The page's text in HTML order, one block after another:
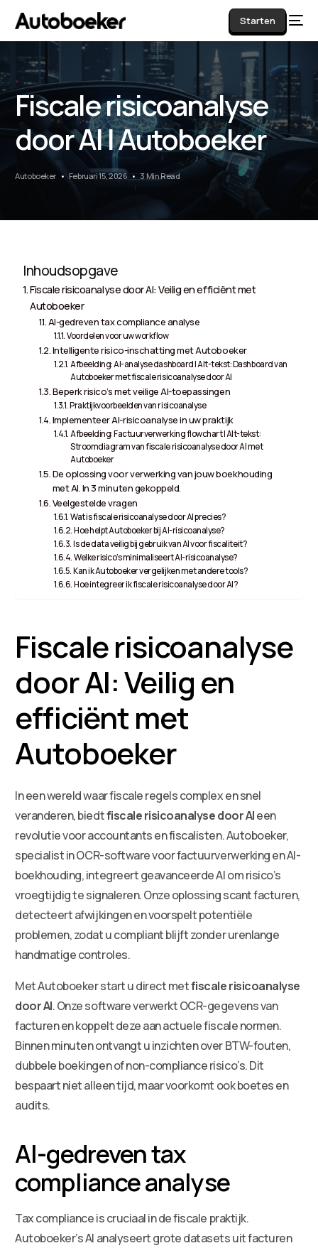
Starten
Fiscale risicoanalyse
door AI | Autoboeker
Autoboeker Februari 15, 2026 3 Min Read
Inhoudsopgave
Fiscale risicoanalyse door AI: Veilig en efficiënt met
Autoboeker
AI-gedreven tax compliance analyse
Voordelen voor uw workflow
Intelligente risico-inschatting met Autoboeker
Afbeelding: AI-analyse dashboard | Alt-tekst: Dashboard van
Autoboeker met fiscale risicoanalyse door AI
Beperk risico’s met veilige AI-toepassingen
Praktijkvoorbeelden van risicoanalyse
Implementeer AI-risicoanalyse in uw praktijk
Afbeelding: Factuurverwerking flowchart | Alt-tekst:
Stroomdiagram van fiscale risicoanalyse door AI met
Autoboeker
De oplossing voor verwerking van jouw boekhouding
met AI. In 3 minuten gekoppeld.
Veelgestelde vragen
Wat is fiscale risicoanalyse door AI precies?
Hoe helpt Autoboeker bij AI-risicoanalyse?
Is de data veilig bij gebruik van AI voor fiscaliteit?
Welke risico’s minimaliseert AI-risicoanalyse?
Kan ik Autoboeker vergelijken met andere tools?
Hoe integreer ik fiscale risicoanalyse door AI?
Fiscale risicoanalyse
door AI: Veilig en
efficiënt met
Autoboeker
In een wereld waar fiscale regels complex en snel
veranderen, biedtfiscale risicoanalyse door AIeen
revolutie voor accountants en fiscalisten. Autoboeker,
specialist in OCR-software voor factuurverwerking en AI-
boekhouding, integreert geavanceerde AI om risico’s
vroegtijdig te signaleren. Onze oplossing scant facturen,
detecteert afwijkingen en voorspelt potentiële
problemen, zodat u compliant blijft zonder urenlange
handmatige controles.
Met Autoboeker start u direct metfiscale risicoanalyse
door AI. Onze software verwerkt OCR-gegevens van
facturen en koppelt deze aan actuele fiscale normen.
Binnen minuten ontvangt u inzichten over BTW-fouten,
dubbele boekingen of non-compliance risico’s. Dit
bespaart niet alleen tijd, maar voorkomt ook boetes en
audits.
AI-gedreven tax
compliance analyse
Tax compliance is cruciaal in de fiscale praktijk.
Autoboeker’s AI analyseert grote datasets uit facturen
AI